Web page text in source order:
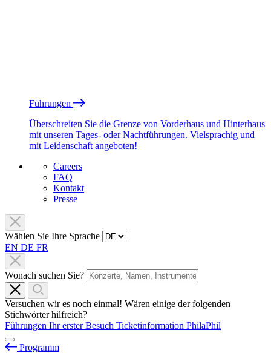
Führungen
Überschreiten Sie die Grenze von Vorderhaus und Hinterhaus
mit unseren Tages- oder Nachtführungen. Vielsprachig und
mit Leidenschaft angeboten!
Careers
FAQ
Kontakt
Presse
Wählen Sie Ihre Sprache
EN DE FR
Wonach suchen Sie?
Versuchen wir es noch einmal! Wären einige der folgenden
Stichwörter hilfreich?
Führungen Ihr erster Besuch Ticketinformation PhilaPhil
Programm